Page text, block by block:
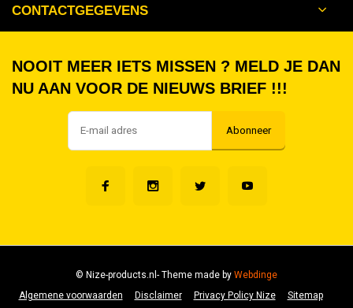
CONTACTGEGEVENS
NOOIT MEER IETS MISSEN ? MELD JE DAN
NU AAN VOOR DE NIEUWS BRIEF !!!
Abonneer
Algemene voorwaarden Disclaimer Privacy Policy Nize Sitemap
© Nize-products.nl- Theme made byWebdinge